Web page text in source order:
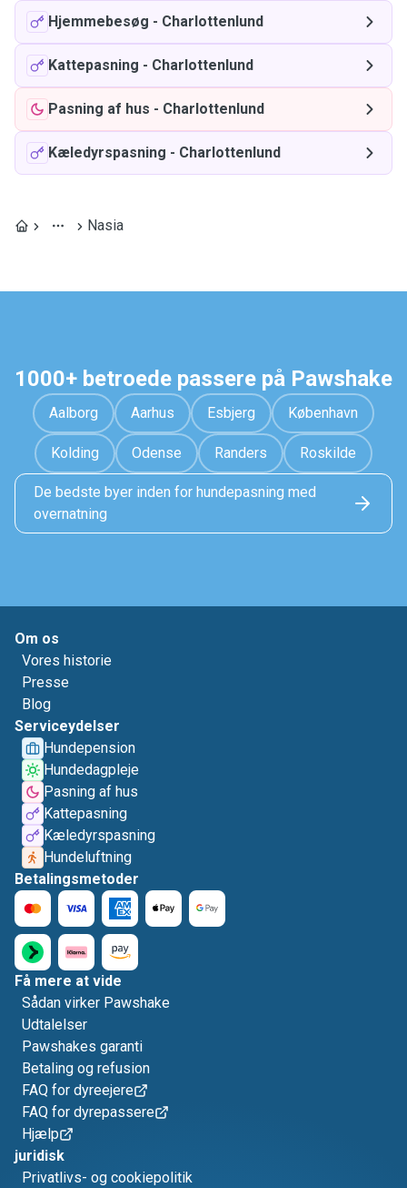
Hjemmebesøg - Charlottenlund
Kattepasning - Charlottenlund
Pasning af hus - Charlottenlund
Kæledyrspasning - Charlottenlund
Nasia
1000+ betroede passere på Pawshake
Aalborg Aarhus Esbjerg København
Kolding Odense Randers Roskilde
De bedste byer inden for hundepasning med
overnatning
Om os
Vores historie
Presse
Blog
Serviceydelser
Hundepension
Hundedagpleje
Pasning af hus
Kattepasning
Kæledyrspasning
Hundeluftning
Betalingsmetoder
Få mere at vide
Sådan virker Pawshake
Udtalelser
Pawshakes garanti
Betaling og refusion
FAQ for dyreejere
FAQ for dyrepassere
Hjælp
juridisk
Privatlivs- og cookiepolitik